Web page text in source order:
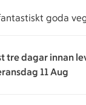
goda
tre dagar innan
11 Aug